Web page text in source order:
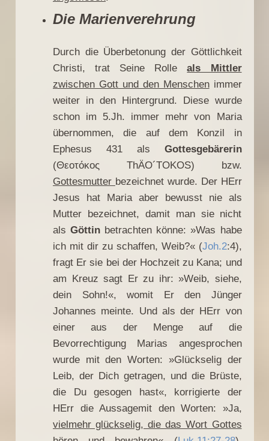
Die Marienverehrung
Durch die Überbetonung der Göttlichkeit
Christi, trat Seine Rolleals Mittler
zwischen Gott und den Menschenimmer
weiter in den Hintergrund. Diese wurde
schon im 5.Jh. immer mehr von Maria
übernommen, die auf dem Konzil in
Ephesus 431 als Gottesgebärerin
(Θεοτόκος ThÄO´TOKOS) bzw.
Gottesmutter bezeichnet wurde. Der HErr
Jesus hat Maria aber bewusst nie als
Mutter bezeichnet, damit man sie nicht
alsGöttin betrachten könne: »Was habe
ich mit dir zu schaffen, Weib?« (Joh.2:4),
fragt Er sie bei der Hochzeit zu Kana; und
am Kreuz sagt Er zu ihr: »Weib, siehe,
dein Sohn!«, womit Er den Jünger
Johannes meinte. Und als der HErr von
einer aus der Menge auf die
Bevorrechtigung Marias angesprochen
wurde mit den Worten: »Glückselig der
Leib, der Dich getragen, und die Brüste,
die Du gesogen hast«, korrigierte der
HErr die Aussagemit den Worten: »Ja,
vielmehr glückselig, die das Wort Gottes